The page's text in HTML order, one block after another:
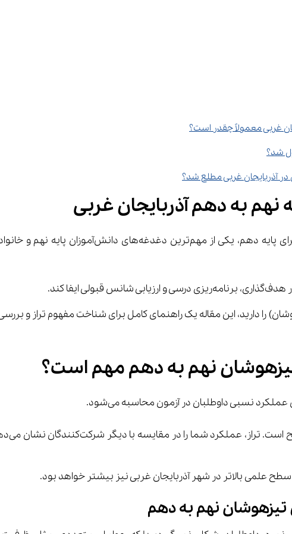
غربی معمولاً چقدر است؟
نهم به دهم آذربایجان غربی
پایه نهم و خانواده‌های آن‌ها، اطلاع از
نهم به دهم مهم است؟
علمی بالاتر در شهر آذربایجان غربی نیز بیشتر خواهد بود.
تیزهوشان نهم به دهم